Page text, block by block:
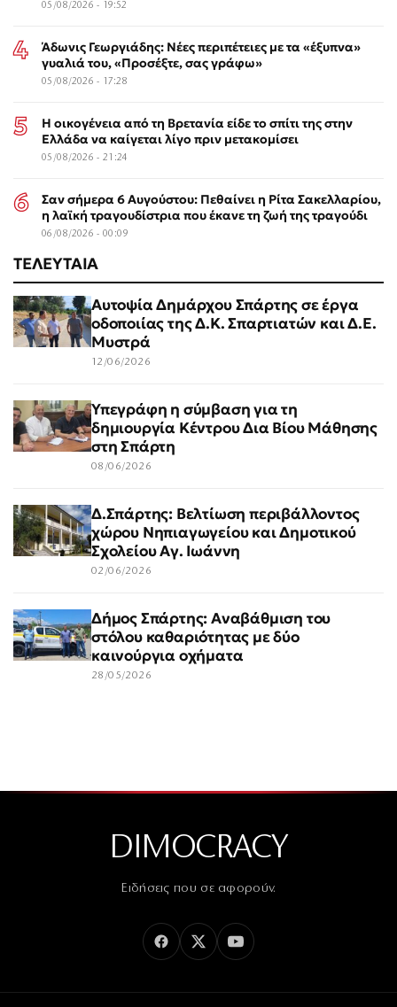
05/08/2026 - 19:52
Άδωνις Γεωργιάδης: Νέες περιπέτειες με τα «έξυπνα»
γυαλιά του, «Προσέξτε, σας γράφω»
05/08/2026 - 17:28
Η οικογένεια από τη Βρετανία είδε το σπίτι της στην
Ελλάδα να καίγεται λίγο πριν μετακομίσει
05/08/2026 - 21:24
Σαν σήμερα 6 Αυγούστου: Πεθαίνει η Ρίτα Σακελλαρίου,
η λαϊκή τραγουδίστρια που έκανε τη ζωή της τραγούδι
06/08/2026 - 00:09
ΤΕΛΕΥΤΑΙΑ
Αυτοψία Δημάρχου Σπάρτης σε έργα
οδοποιίας της Δ.Κ. Σπαρτιατών και Δ.Ε.
Μυστρά
12/06/2026
Υπεγράφη η σύμβαση για τη
δημιουργία Κέντρου Δια Βίου Μάθησης
στη Σπάρτη
08/06/2026
Δ.Σπάρτης: Βελτίωση περιβάλλοντος
χώρου Νηπιαγωγείου και Δημοτικού
Σχολείου Αγ. Ιωάννη
02/06/2026
Δήμος Σπάρτης: Αναβάθμιση του
στόλου καθαριότητας με δύο
καινούργια οχήματα
28/05/2026
DIMOCRACY
Ειδήσεις που σε αφορούν.